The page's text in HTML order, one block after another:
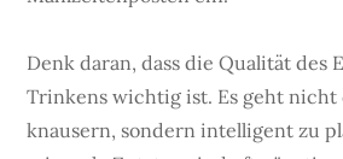
Denk daran, dass die Qualität des
Trinkens wichtig ist. Es geht nicht
knausern, sondern intelligent zu